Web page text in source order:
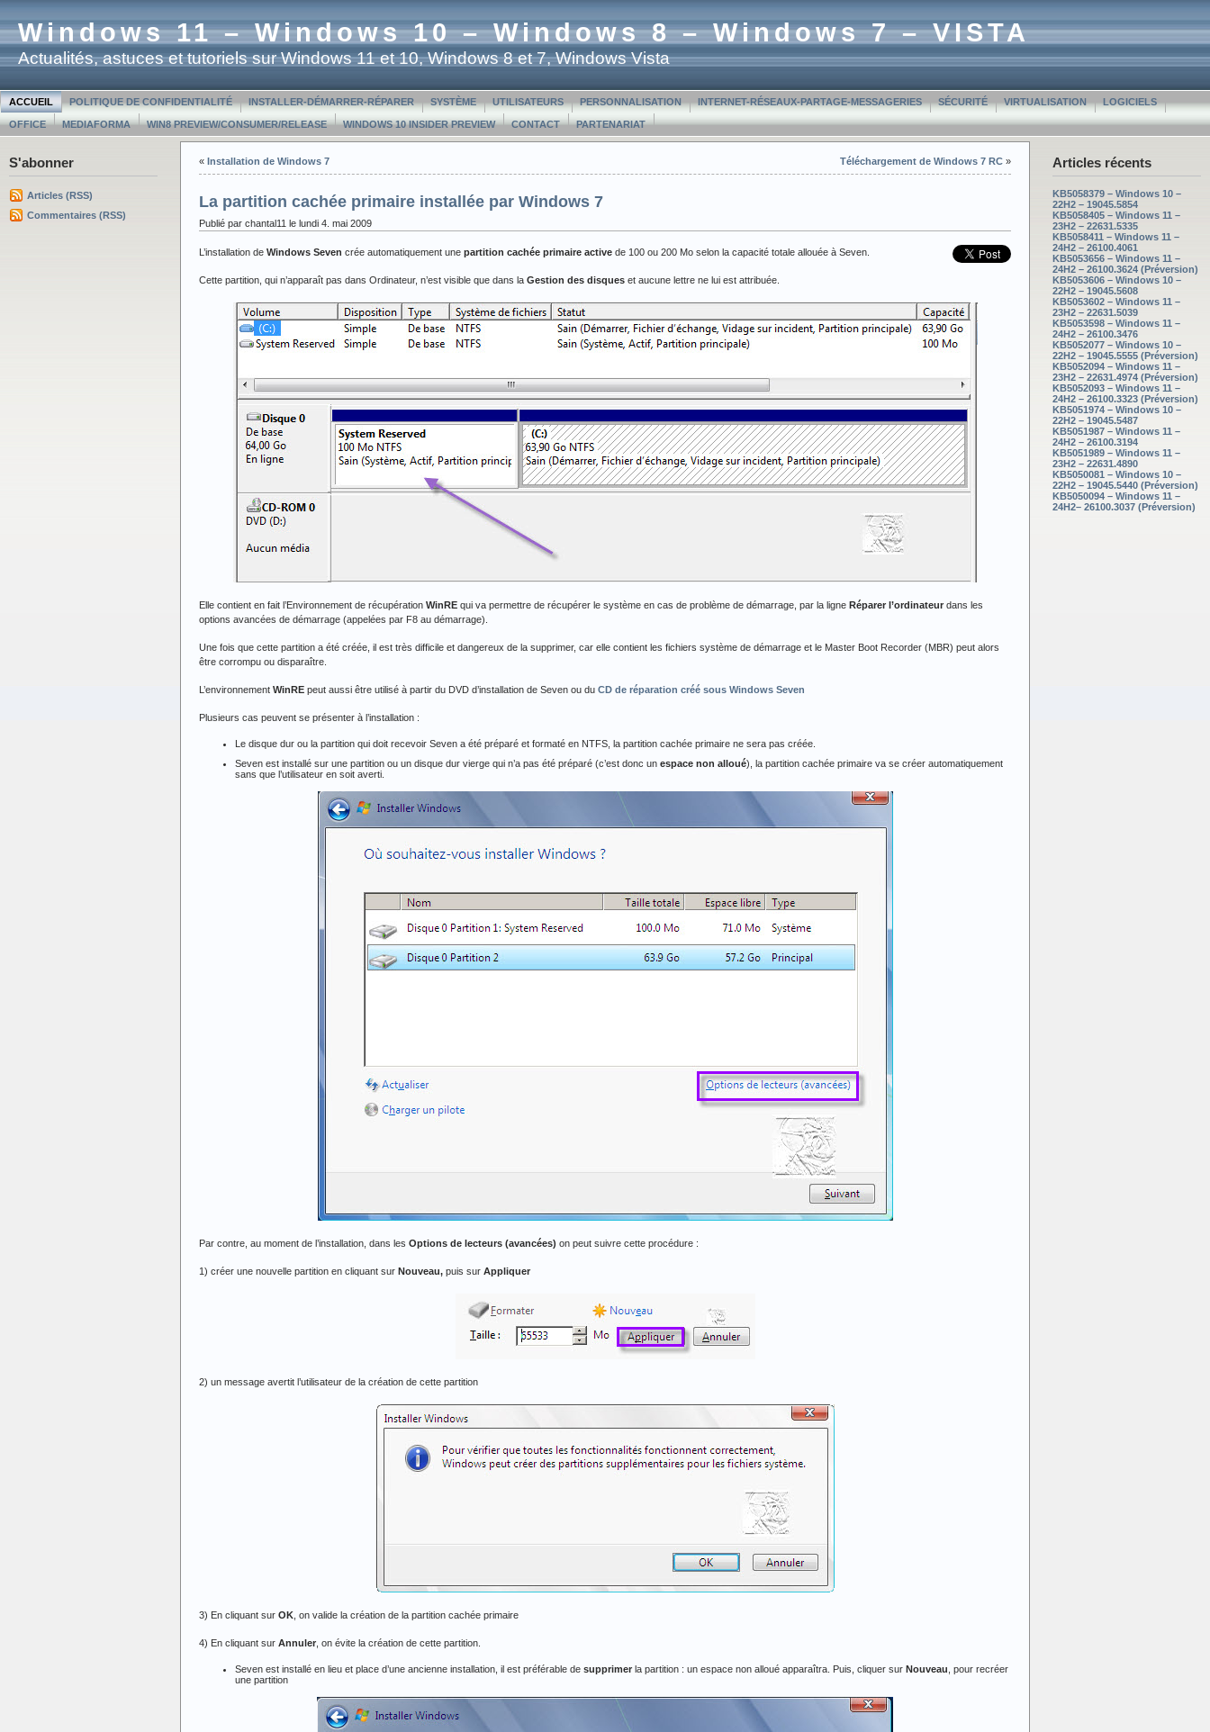
Windows 11 – Windows 10 – Windows 8 – Windows 7 – VISTA
Actualités, astuces et tutoriels sur Windows 11 et 10, Windows 8 et 7, Windows Vista
ACCUEIL POLITIQUE DE CONFIDENTIALITÉ INSTALLER-DÉMARRER-RÉPARER SYSTÈME UTILISATEURS PERSONNALISATION INTERNET-RÉSEAUX-PARTAGE-MESSAGERIES SÉCURITÉ VIRTUALISATION LOGICIELS
OFFICE MEDIAFORMA WIN8 PREVIEW/CONSUMER/RELEASE WINDOWS 10 INSIDER PREVIEW CONTACT PARTENARIAT
S'abonner
Articles (RSS)
Commentaires (RSS)
Articles récents
KB5058379 – Windows 10 –
22H2 – 19045.5854
KB5058405 – Windows 11 –
23H2 – 22631.5335
KB5058411 – Windows 11 –
24H2 – 26100.4061
KB5053656 – Windows 11 –
24H2 – 26100.3624 (Préversion)
KB5053606 – Windows 10 –
22H2 – 19045.5608
KB5053602 – Windows 11 –
23H2 – 22631.5039
KB5053598 – Windows 11 –
24H2 – 26100.3476
KB5052077 – Windows 10 –
22H2 – 19045.5555 (Préversion)
KB5052094 – Windows 11 –
23H2 – 22631.4974 (Préversion)
KB5052093 – Windows 11 –
24H2 – 26100.3323 (Préversion)
KB5051974 – Windows 10 –
22H2 – 19045.5487
KB5051987 – Windows 11 –
24H2 – 26100.3194
KB5051989 – Windows 11 –
23H2 – 22631.4890
KB5050081 – Windows 10 –
22H2 – 19045.5440 (Préversion)
KB5050094 – Windows 11 –
24H2– 26100.3037 (Préversion)
« Installation de Windows 7 Téléchargement de Windows 7 RC »
La partition cachée primaire installée par Windows 7
Publié par chantal11 le lundi 4. mai 2009
L’installation de Windows Seven crée automatiquement une partition cachée primaire active de 100 ou 200 Mo selon la capacité totale allouée à Seven.
Cette partition, qui n’apparaît pas dans Ordinateur, n’est visible que dans la Gestion des disques et aucune lettre ne lui est attribuée.
Elle contient en fait l’Environnement de récupération WinRE qui va permettre de récupérer le système en cas de problème de démarrage, par la ligne Réparer l’ordinateur dans les
options avancées de démarrage (appelées par F8 au démarrage).
Une fois que cette partition a été créée, il est très difficile et dangereux de la supprimer, car elle contient les fichiers système de démarrage et le Master Boot Recorder (MBR) peut alors
être corrompu ou disparaître.
L’environnement WinRE peut aussi être utilisé à partir du DVD d’installation de Seven ou du CD de réparation créé sous Windows Seven
Plusieurs cas peuvent se présenter à l’installation :
Le disque dur ou la partition qui doit recevoir Seven a été préparé et formaté en NTFS, la partition cachée primaire ne sera pas créée.
Seven est installé sur une partition ou un disque dur vierge qui n’a pas été préparé (c’est donc un espace non alloué), la partition cachée primaire va se créer automatiquement
sans que l’utilisateur en soit averti.
Par contre, au moment de l’installation, dans les Options de lecteurs (avancées) on peut suivre cette procédure :
1) créer une nouvelle partition en cliquant sur Nouveau, puis sur Appliquer
2) un message avertit l’utilisateur de la création de cette partition
3) En cliquant sur OK, on valide la création de la partition cachée primaire
4) En cliquant sur Annuler, on évite la création de cette partition.
Seven est installé en lieu et place d’une ancienne installation, il est préférable de supprimer la partition : un espace non alloué apparaîtra. Puis, cliquer sur Nouveau, pour recréer
une partition